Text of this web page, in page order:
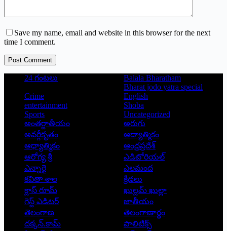
Save my name, email and website in this browser for the next
time I comment.
Post Comment
24 గంటలు
Balala Bharatham
Bharat jodo yatra special
Crime
English
entertainment
Shoba
Sports
Uncategorized
అంతర్జాతీయం
అరుగు
అవర్గీకృతం
ఆద్యాత్మికం
ఆధ్యాత్మికం
ఆంధ్రప్రదేశ్
ఆరోగ్య శ్రీ
ఎడిటోరియల్
ఎన్నారై
ఎలమంద
కవితా శాల
క్రీడలు
క్లాస్ రూమ్
ఖుల్లమ్ ఖుల్లా
గెస్ట్ ఎడిటర్
జాతీయం
తెలంగాణ
తెలంగాణార్థం
దక్కన్.కామ్
పాలిటిక్స్